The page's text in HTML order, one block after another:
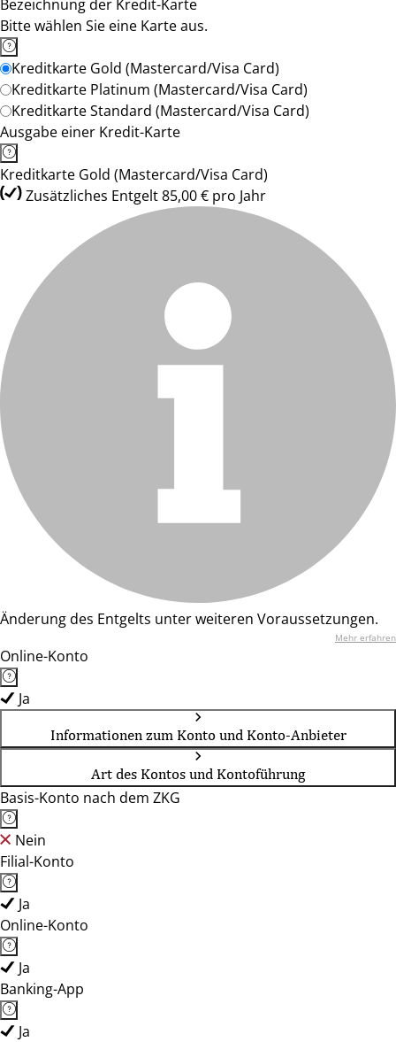
Bezeichnung der Kredit-Karte
Bitte wählen Sie eine Karte aus.
Kreditkarte Gold (Mastercard/Visa Card)
Kreditkarte Platinum (Mastercard/Visa Card)
Kreditkarte Standard (Mastercard/Visa Card)
Ausgabe einer Kredit-Karte
Kreditkarte Gold (Mastercard/Visa Card)
Zusätzliches Entgelt 85,00 € pro Jahr
Änderung des Entgelts unter weiteren Voraussetzungen.
Mehr erfahren
Online-Konto
Ja
Informationen zum Konto und Konto-Anbieter
Art des Kontos und Kontoführung
Basis-Konto nach dem ZKG
Nein
Filial-Konto
Ja
Online-Konto
Ja
Banking-App
Ja